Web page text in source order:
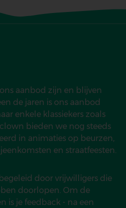
aanbod zijn en blijven
de jaren is ons aanbod
enkele klassiekers zoals
bieden we nog steeds
in animaties op beurzen,
en straatfeesten.
door vrijwilligers die
doorlopen. Om de
is je feedback - na een